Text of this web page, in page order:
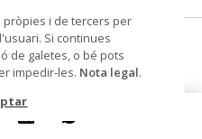
blanca)
i de tercers per
Si continues
de galetes, o bé pots
impedir-les. Nota legal.